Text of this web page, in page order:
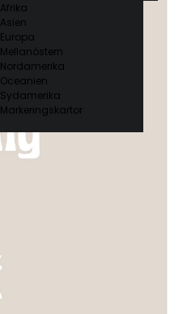
Afrika
Asien
Europa
Mellanöstern
Nordamerika
Oceanien
Sydamerika
Markeringskartor